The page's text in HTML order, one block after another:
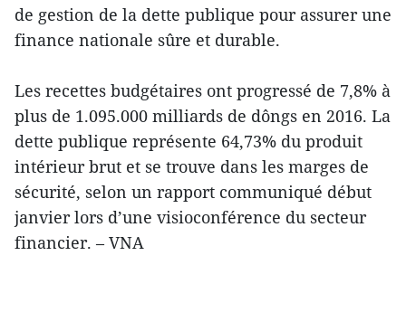
de gestion de la dette publique pour assurer une
finance nationale sûre et durable.
Les recettes budgétaires ont progressé de 7,8% à
plus de 1.095.000 milliards de dôngs en 2016. La
dette publique représente 64,73% du produit
intérieur brut et se trouve dans les marges de
sécurité, selon un rapport communiqué début
janvier lors d’une visioconférence du secteur
financier. – VNA